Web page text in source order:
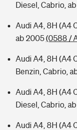
Diesel, Cabrio,
Audi A4, 8H (A4
ab 2005(0588 /
Audi A4, 8H (A4
Benzin, Cabrio,
Audi A4, 8H (A4
Diesel, Cabrio,
Audi A4, 8H (A4